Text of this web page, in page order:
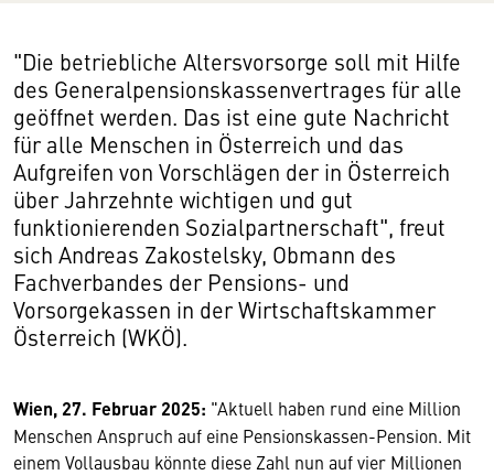
"Die betriebliche Altersvorsorge soll mit Hilfe
des Generalpensionskassenvertrages für alle
geöffnet werden. Das ist eine gute Nachricht
für alle Menschen in Österreich und das
Aufgreifen von Vorschlägen der in Österreich
über Jahrzehnte wichtigen und gut
funktionierenden Sozialpartnerschaft", freut
sich Andreas Zakostelsky, Obmann des
Fachverbandes der Pensions- und
Vorsorgekassen in der Wirtschaftskammer
Österreich (WKÖ).
Wien, 27. Februar 2025: "Aktuell haben rund eine Million
Menschen Anspruch auf eine Pensionskassen-Pension. Mit
einem Vollausbau könnte diese Zahl nun auf vier Millionen